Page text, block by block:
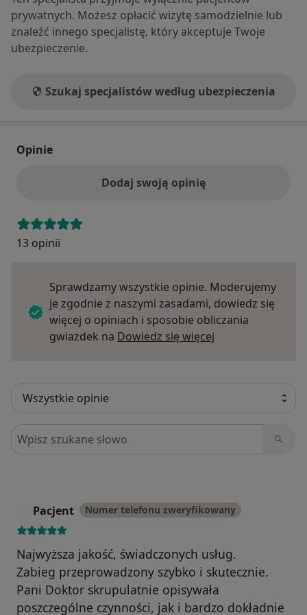
prywatnych. Możesz opłacić wizytę samodzielnie lub
znaleźć innego specjalistę, który akceptuje Twoje
ubezpieczenie.
Szukaj specjalistów według ubezpieczenia
Opinie
Dodaj swoją opinię
13 opinii
Sprawdzamy wszystkie opinie. Moderujemy
je zgodnie z naszymi zasadami, dowiedz się
więcej o opiniach i sposobie obliczania
gwiazdek na Dowiedz się więcej
Szukaj w opiniach
Pacjent Numer telefonu zweryfikowany
Najwyższa jakość, świadczonych usług.
Zabieg przeprowadzony szybko i skutecznie.
Pani Doktor skrupulatnie opisywała
poszczególne czynności, jak i bardzo dokładnie